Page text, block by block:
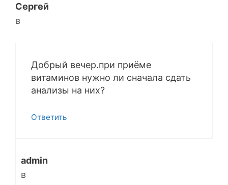
Сергей
в
Добрый вечер.при приёме
витаминов нужно ли сначала сдать
анализы на них?
Ответить
admin
в